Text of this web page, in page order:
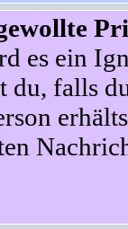
es ein
du, falls